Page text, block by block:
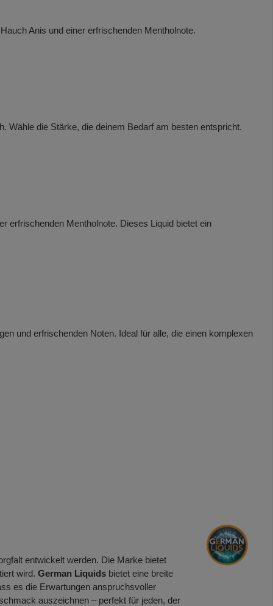
Anis und einer erfrischenden Mentholnote.
Wähle die Stärke, die deinem Bedarf am besten entspricht.
erfrischenden Mentholnote. Dieses Liquid bietet ein
und erfrischenden Noten. Ideal für alle, die einen komplexen
entwickelt werden. Die Marke bietet
wird. German Liquids bietet eine breite
es die Erwartungen anspruchsvoller
auszeichnen – perfekt für jeden, der